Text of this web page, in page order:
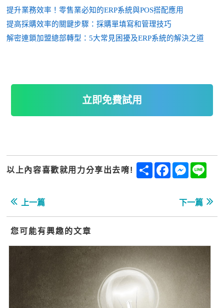
提升業務效率！零售業必知的ERP系統與POS搭配應用
提高採購效率的關鍵步驟：採購單填寫和管理技巧
解密連鎖加盟總部轉型：5大常見困擾及ERP系統的解決之道
立即免費試用
以上內容喜歡就用力分享出去唷! ShareFacebook
上一篇 下一篇
您可能有興趣的文章